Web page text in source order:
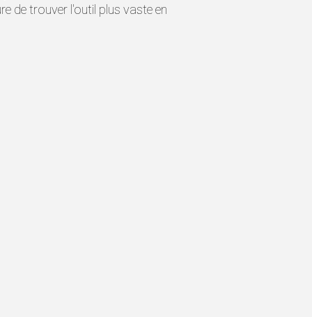
de trouver l'outil plus vaste en